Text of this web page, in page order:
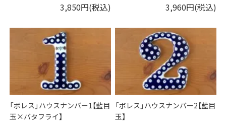
3,850円(税込) 3,960円(税込)
「ボレス」ハウスナンバー1【藍目
玉×バタフライ】
「ボレス」ハウスナンバー2【藍目
玉】